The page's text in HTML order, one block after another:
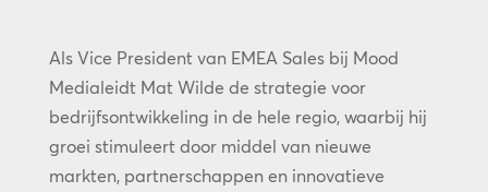
Als Vice President van EMEA Sales bij Mood
Medialeidt Mat Wilde de strategie voor
bedrijfsontwikkeling in de hele regio, waarbij hij
groei stimuleert door middel van nieuwe
markten, partnerschappen en innovatieve